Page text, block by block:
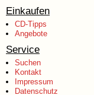
Einkaufen
CD-Tipps
Angebote
Service
Suchen
Kontakt
Impressum
Datenschutz